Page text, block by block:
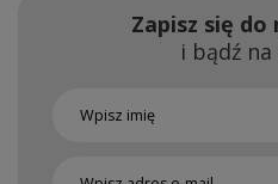
Zapisz się
i bądź